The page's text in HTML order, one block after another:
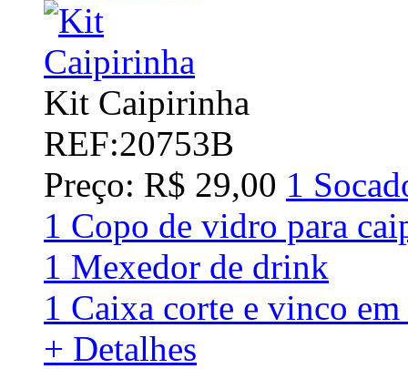
Kit Caipirinha
REF:20753B
Preço: R$ 29,00 1
1 Copo de vidro para
1 Mexedor de drink
1 Caixa corte e vinco
+ Detalhes